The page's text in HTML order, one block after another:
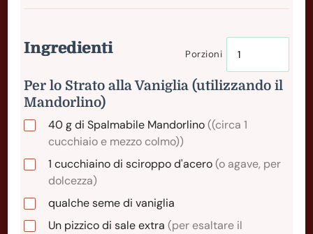
Ingredienti Porzioni
Per lo Strato alla Vaniglia (utilizzando il
Mandorlino)
40gdi Spalmabile Mandorlino((circa 1
cucchiaio e mezzo colmo))
1 cucchiainodi sciroppo d'acero(o agave, per
dolcezza)
qualche seme di vaniglia
Un pizzico di sale extra (per esaltare il